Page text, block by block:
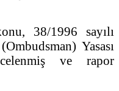
38/1996 sayılı
Yasası
ve rapor